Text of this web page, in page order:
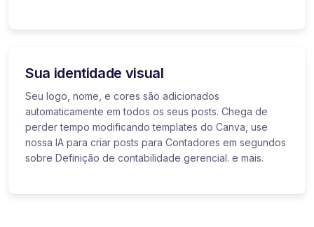
Sua identidade visual
Seu logo, nome, e cores são adicionados
automaticamente em todos os seus posts. Chega de
perder tempo modificando templates do Canva, use
nossa IA para criar posts para Contadores em segundos
sobre Definição de contabilidade gerencial. e mais.